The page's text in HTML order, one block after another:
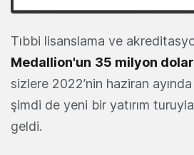
Tıbbi lisanslama ve
Medallion'un 35 milyon dolar
sizlere 2022’nin haziran ayında
şimdi de yeni bir yatırım
geldi.